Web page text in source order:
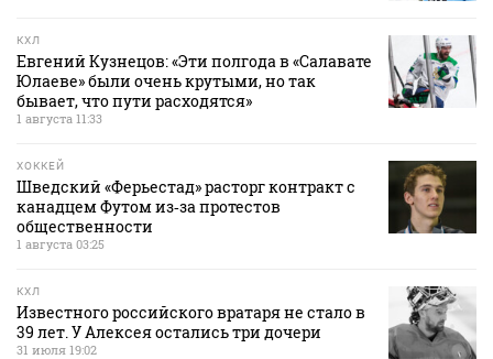
КХЛ
Евгений Кузнецов: «Эти полгода в «Салавате
Юлаеве» были очень крутыми, но так
бывает, что пути расходятся»
1 августа 11:33
ХОККЕЙ
Шведский «Ферьестад» расторг контракт с
канадцем Футом из‑за протестов
общественности
1 августа 03:25
КХЛ
Известного российского вратаря не стало в
39 лет. У Алексея остались три дочери
31 июля 19:02